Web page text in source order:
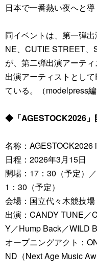
日本で一番熱い夜へと導
同イベントは、第一弾
NE、CUTIE STREET
が、第二弾出演アーテ
出演アーティストとし
ている。（modelpress編
◆「AGESTOCK2026」
名称：AGESTOCK2026
日程：2026年3月15日
開場：17：30（予定）
1：30（予定）
会場：国立代々木競技
出演：CANDY TUNE／
Y／Hump Back／WILD
オープニングアクト：
ND（Next Age Music